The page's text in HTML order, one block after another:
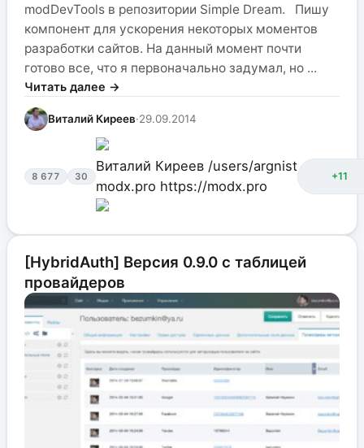
modDevTools в репозитории Simple Dream. Пишу
компонент для ускорения некоторых моментов
разработки сайтов. На данный момент почти
готово все, что я первоначально задумал, но ...
Читать далее →
Виталий Киреев·29.09.2014
8 677 30
Виталий Киреев /users/argnist
modx.pro https://modx.pro
+11
[HybridAuth] Версия 0.9.0 с таблицей
провайдеров